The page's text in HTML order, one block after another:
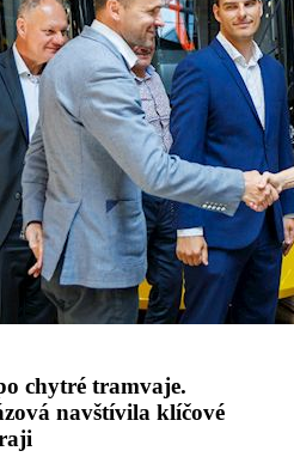
chytré tramvaje.
navštívila klíčové